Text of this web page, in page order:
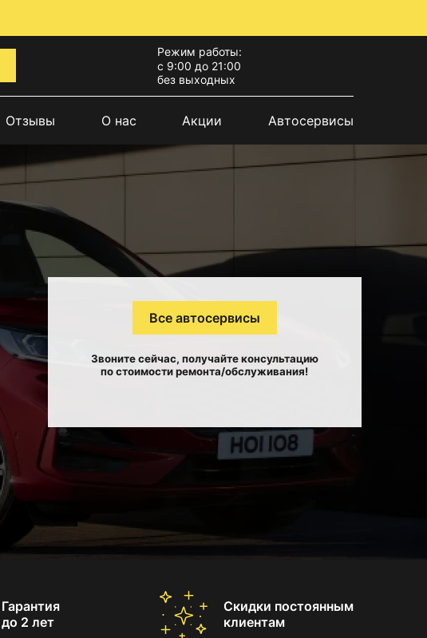
Режим работы:
с 9:00 до 21:00
без выходных
Отзывы О нас Акции Автосервисы
Все автосервисы
Звоните сейчас, получайте консультацию
по стоимости ремонта/обслуживания!
Гарантия
до 2 лет
Скидки постоянным
клиентам